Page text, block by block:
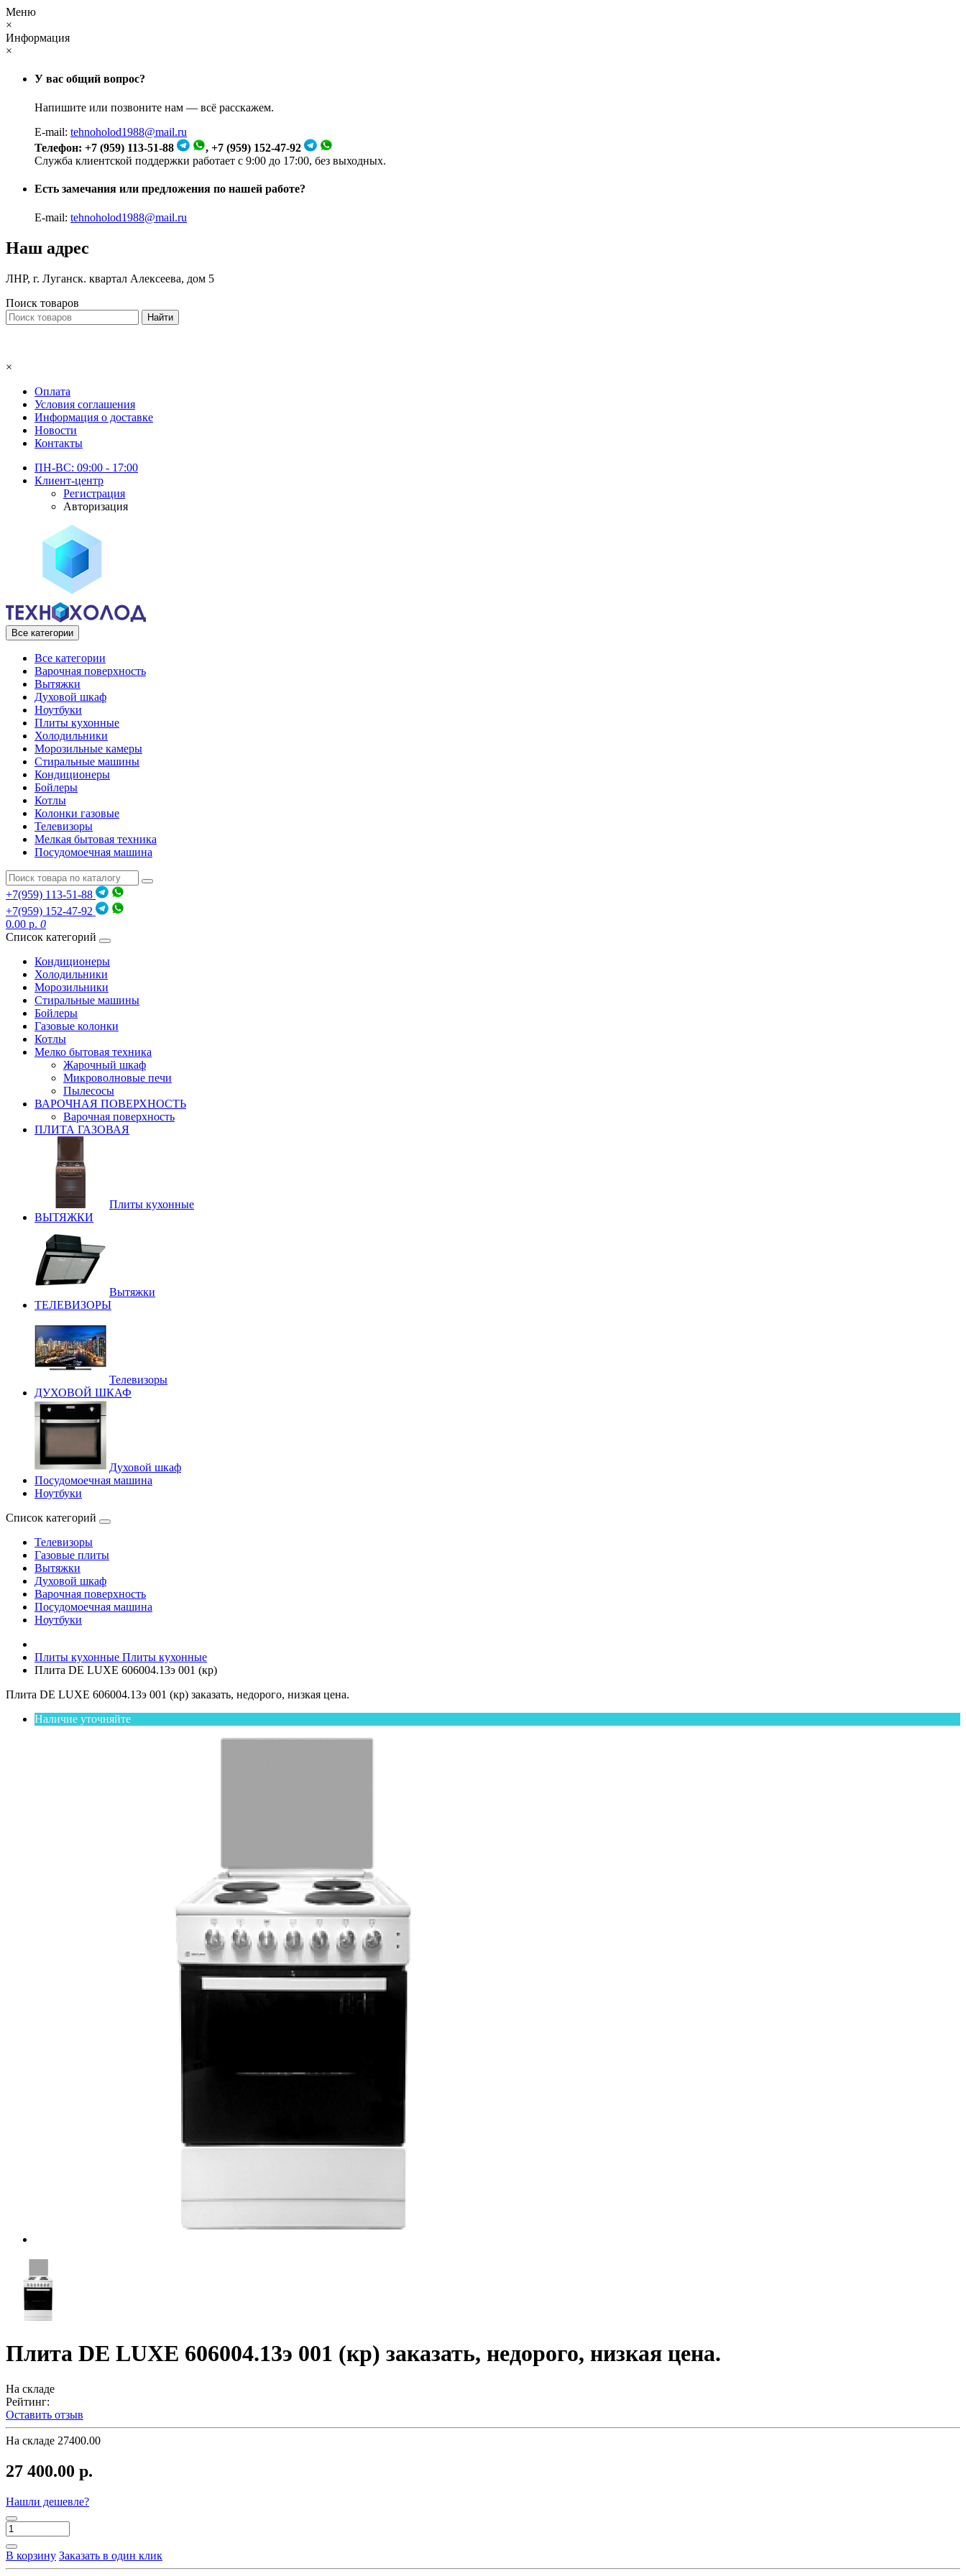
Меню
×
Информация
×
У вас общий вопрос?
Напишите или позвоните нам — всё расскажем.
E-mail: tehnoholod1988@mail.ru
Телефон: +7 (959) 113-51-88
, +7 (959) 152-47-92
Служба клиентской поддержки работает с 9:00 до 17:00, без выходных.
Есть замечания или предложения по нашей работе?
E-mail: tehnoholod1988@mail.ru
Наш адрес
ЛНР, г. Луганск. квартал Алексеева, дом 5
Поиск товаров
×
Оплата
Условия соглашения
Информация о доставке
Новости
Контакты
ПН-ВС: 09:00 - 17:00
Клиент-центр
Регистрация
Авторизация
Все категории
Все категории
Варочная поверхность
Вытяжки
Духовой шкаф
Ноутбуки
Плиты кухонные
Холодильники
Морозильные камеры
Стиральные машины
Кондиционеры
Бойлеры
Котлы
Колонки газовые
Телевизоры
Мелкая бытовая техника
Посудомоечная машина
+7(959) 113-51-88
+7(959) 152-47-92
0.00 р. 0
Список категорий
Кондиционеры
Холодильники
Морозильники
Стиральные машины
Бойлеры
Газовые колонки
Котлы
Мелко бытовая техника
Жарочный шкаф
Микроволновые печи
Пылесосы
ВАРОЧНАЯ ПОВЕРХНОСТЬ
Варочная поверхность
ПЛИТА ГАЗОВАЯ
Плиты кухонные
ВЫТЯЖКИ
Вытяжки
ТЕЛЕВИЗОРЫ
Телевизоры
ДУХОВОЙ ШКАФ
Духовой шкаф
Посудомоечная машина
Ноутбуки
Список категорий
Телевизоры
Газовые плиты
Вытяжки
Духовой шкаф
Варочная поверхность
Посудомоечная машина
Ноутбуки
Плиты кухонные Плиты кухонные
Плита DE LUXE 606004.13э 001 (кр)
Плита DE LUXE 606004.13э 001 (кр) заказать, недорого, низкая цена.
Наличие уточняйте
Плита DE LUXE 606004.13э 001 (кр) заказать, недорого, низкая цена.
На складе
Рейтинг:
Оставить отзыв
На складе 27400.00
27 400.00 р.
Нашли дешевле?
В корзину Заказать в один клик